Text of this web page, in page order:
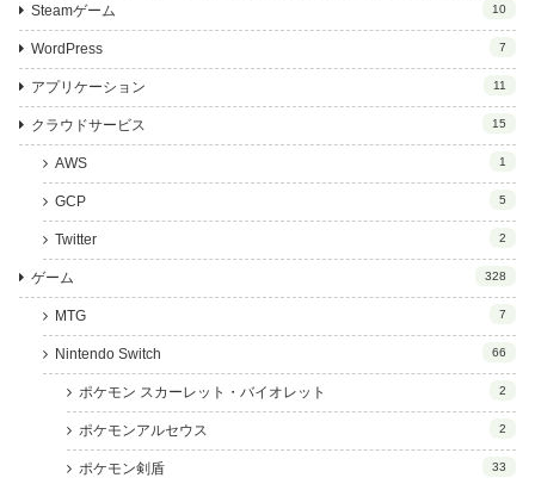
Steamゲーム 10
WordPress 7
アプリケーション 11
クラウドサービス 15
AWS 1
GCP 5
Twitter 2
ゲーム 328
MTG 7
Nintendo Switch 66
ポケモン スカーレット・バイオレット 2
ポケモンアルセウス 2
ポケモン剣盾 33